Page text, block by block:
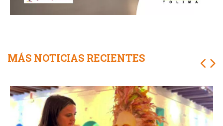
MÁS NOTICIAS RECIENTES